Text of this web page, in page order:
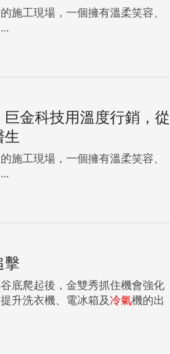
施工現場，一個擁有溫柔笑容、
巨金科技用溫度行銷，從
生
施工現場，一個擁有溫柔笑容、
擊
底爬起後，金雙秀抓住機會強化
升洗衣機、電冰箱及冷氣機的出